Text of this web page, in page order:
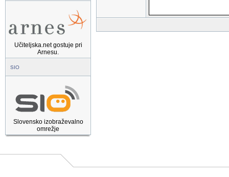
Učiteljska.net gostuje pri
Arnesu.
SIO
Slovensko izobraževalno
omrežje